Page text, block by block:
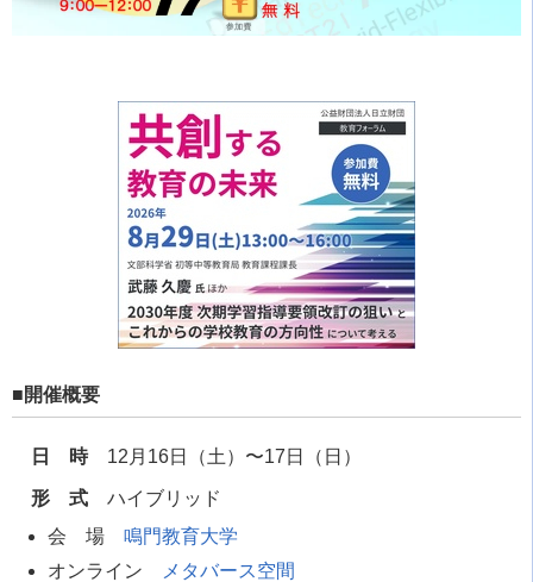
■開催概要
日 時12月16日（土）〜17日（日）
形 式 ハイブリッド
会 場 鳴門教育大学
オンライン
メタバース空間